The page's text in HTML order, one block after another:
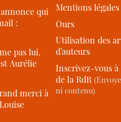
qui
:
pas lui,
Aurélie
merci à
Mentions légales
Ours
Utilisation des
d’auteurs
Inscrivez-vous
de la RdR
ni contenu)